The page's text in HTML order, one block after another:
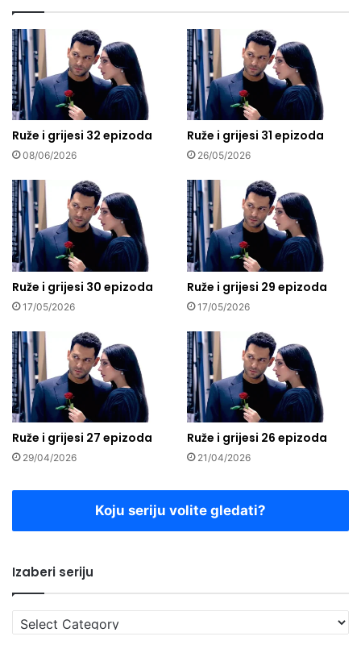
Ruže i grijesi 32 epizoda
08/06/2026
Ruže i grijesi 31 epizoda
26/05/2026
Ruže i grijesi 30 epizoda
17/05/2026
Ruže i grijesi 29 epizoda
17/05/2026
Ruže i grijesi 27 epizoda
29/04/2026
Ruže i grijesi 26 epizoda
21/04/2026
Koju seriju volite gledati?
Izaberi seriju
Izaberi
seriju